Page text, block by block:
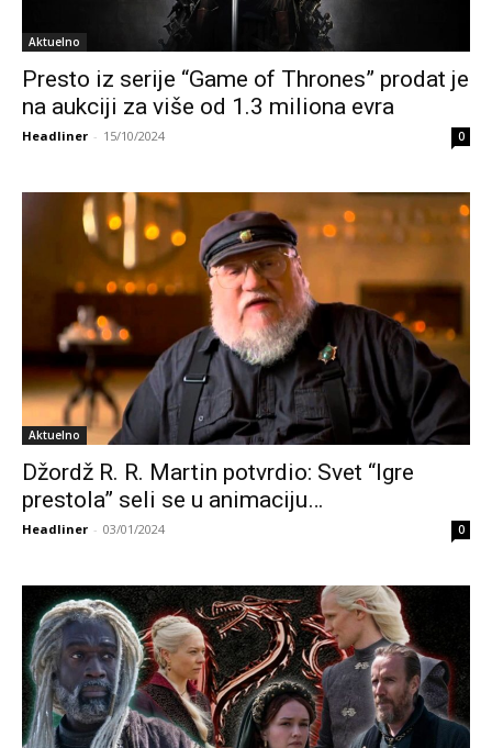
Aktuelno
Presto iz serije “Game of Thrones” prodat je
na aukciji za više od 1.3 miliona evra
Headliner - 15/10/2024 0
Aktuelno
Džordž R. R. Martin potvrdio: Svet “Igre
prestola” seli se u animaciju…
Headliner - 03/01/2024 0